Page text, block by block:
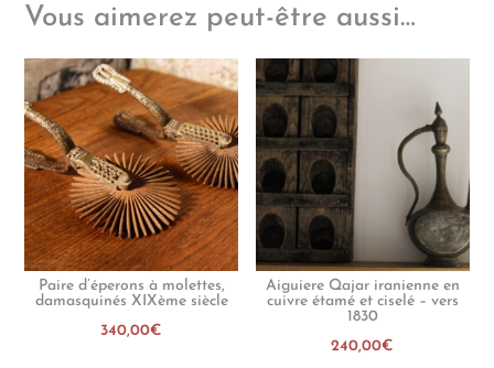
Vous aimerez peut-être aussi…
Paire d’éperons à molettes,
damasquinés XIXème siècle
340,00€
Aiguiere Qajar iranienne en
cuivre étamé et ciselé – vers
1830
240,00€